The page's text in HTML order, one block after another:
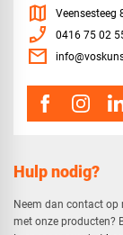
Hulp nodig?
Neem dan contact op
met onze producten?
map Veensesteeg
phone_enabled 0416 75 02
mail